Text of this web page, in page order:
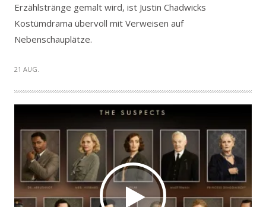
Erzählstränge gemalt wird, ist Justin Chadwicks
Kostümdrama übervoll mit Verweisen auf
Nebenschauplätze.
21 AUG.